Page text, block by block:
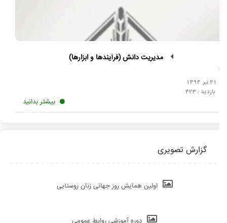
مدیریت دانش (فرآیندها و ابزارها)
بازدید :423
بیشتر بدانید
گزارش تصویری
اولین همایش روز جهانی زنان روستایی
دوره آموزشی روابط عمومی